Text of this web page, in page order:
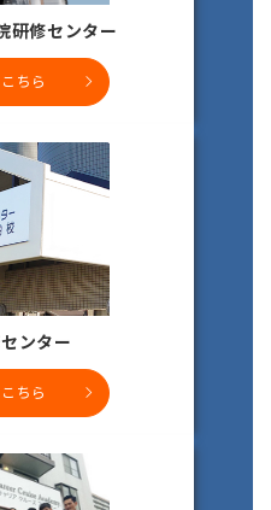
研修センター
ちら
ンター
ちら